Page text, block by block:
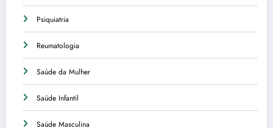
Psiquiatria
Reumatologia
Saúde da Mulher
Saúde Infantil
Saúde Masculina